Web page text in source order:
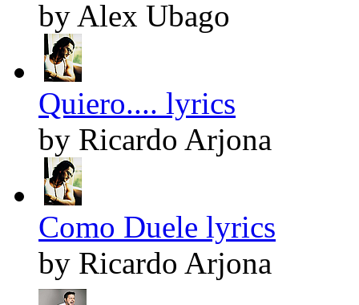
by Alex Ubago
Quiero.... lyrics
by Ricardo Arjona
Como Duele lyrics
by Ricardo Arjona